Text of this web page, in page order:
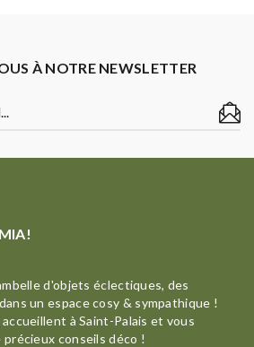
À NOTRE NEWSLETTER
d'objets éclectiques, des
un espace cosy & sympathique !
à Saint-Palais et vous
conseils déco !